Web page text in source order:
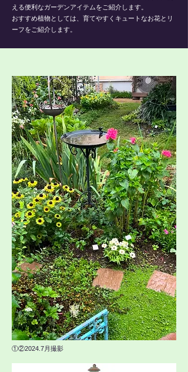
える便利なガーデンアイテムをご紹介します。
​おすすめ植物としては、育てやすくキュートなお花とリ
ーフをご紹介します
①②2024.7月撮影